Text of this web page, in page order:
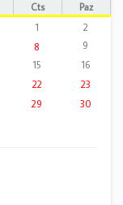
Cts
Paz
1
2
8
9
15
16
22
23
29
30